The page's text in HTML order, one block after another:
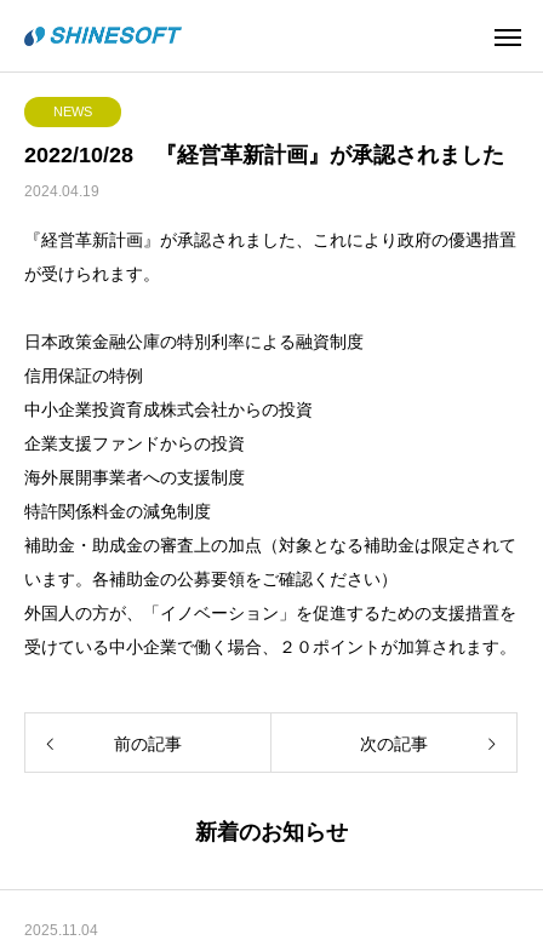
NEWS
2022/10/28 『経営革新計画』が承認されました
2024.04.19
『経営革新計画』が承認されました、これにより政府の優遇措置
が受けられます。
日本政策金融公庫の特別利率による融資制度
信用保証の特例
中小企業投資育成株式会社からの投資
企業支援ファンドからの投資
海外展開事業者への支援制度
特許関係料金の減免制度
補助金・助成金の審査上の加点（対象となる補助金は限定されて
います。各補助金の公募要領をご確認ください）
外国人の方が、「イノベーション」を促進するための支援措置を
受けている中小企業で働く場合、２０ポイントが加算されます。
前の記事 次の記事
新着のお知らせ
2025.11.04